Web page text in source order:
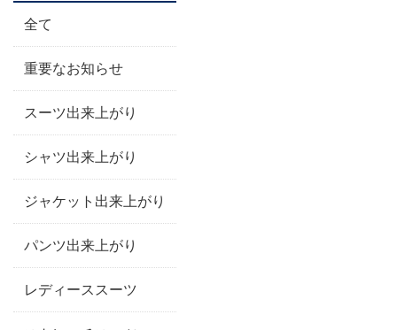
全て
重要なお知らせ
スーツ出来上がり
シャツ出来上がり
ジャケット出来上がり
パンツ出来上がり
レディーススーツ